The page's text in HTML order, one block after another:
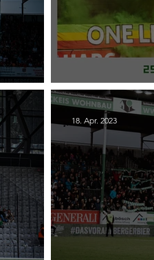
27. SV Ried -
18. Apr. 2023